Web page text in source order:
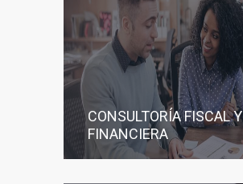
CONSULTORÍA FISCAL Y
FINANCIERA